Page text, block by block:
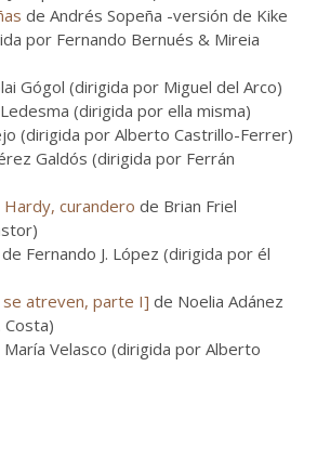
de Andrés Sopeña -versión de Kike
por Fernando Bernués & Mireia
Gógol (dirigida por Miguel del Arco)
(dirigida por ella misma)
(dirigida por Alberto Castrillo-Ferrer)
Galdós (dirigida por Ferrán
Hardy, curandero de Brian Friel
de Fernando J. López (dirigida por él
se atreven, parte I] de Noelia Adánez
Costa)
Velasco (dirigida por Alberto